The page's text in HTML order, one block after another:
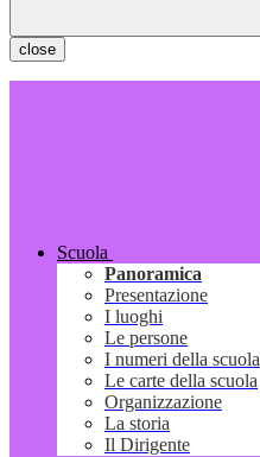
close
Scuola
Panoramica
Presentazione
I luoghi
Le persone
I numeri della scuola
Le carte della scuola
Organizzazione
La storia
Il Dirigente